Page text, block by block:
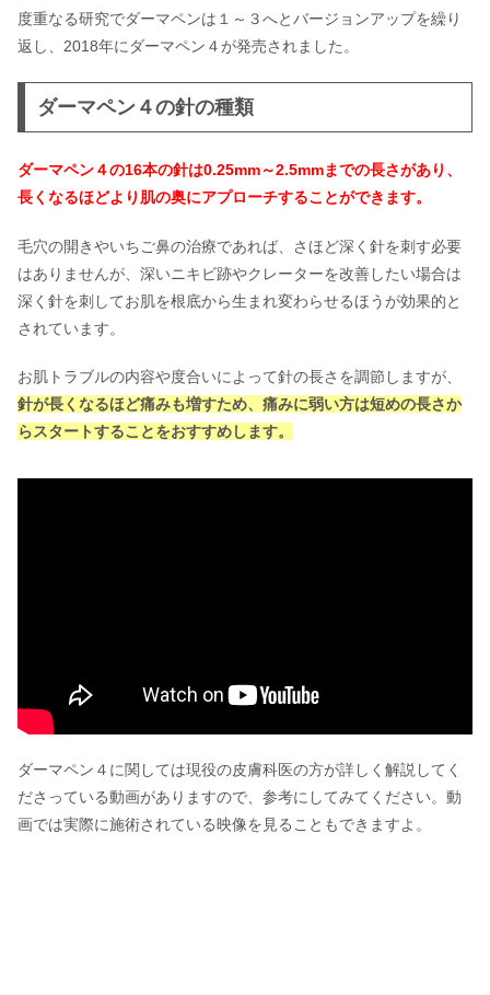
度重なる研究でダーマペンは１～３へとバージョンアップを繰り
返し、2018年にダーマペン４が発売されました。
ダーマペン４の針の種類
ダーマペン４の16本の針は0.25mm～2.5mmまでの長さがあり、
長くなるほどより肌の奥にアプローチすることができます。
毛穴の開きやいちご鼻の治療であれば、さほど深く針を刺す必要
はありませんが、深いニキビ跡やクレーターを改善したい場合は
深く針を刺してお肌を根底から生まれ変わらせるほうが効果的と
されています。
お肌トラブルの内容や度合いによって針の長さを調節しますが、
針が長くなるほど痛みも増すため、痛みに弱い方は短めの長さか
らスタートすることをおすすめします。
ダーマペン４に関しては現役の皮膚科医の方が詳しく解説してく
ださっている動画がありますので、参考にしてみてください。動
画では実際に施術されている映像を見ることもできますよ。